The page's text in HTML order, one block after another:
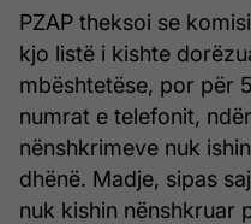
PZAP theksoi se
kjo listë i kishte
mbështetëse, por për
numrat e telefonit,
nënshkrimeve nuk
dhënë. Madje, sipas
nuk kishin nënshkruar